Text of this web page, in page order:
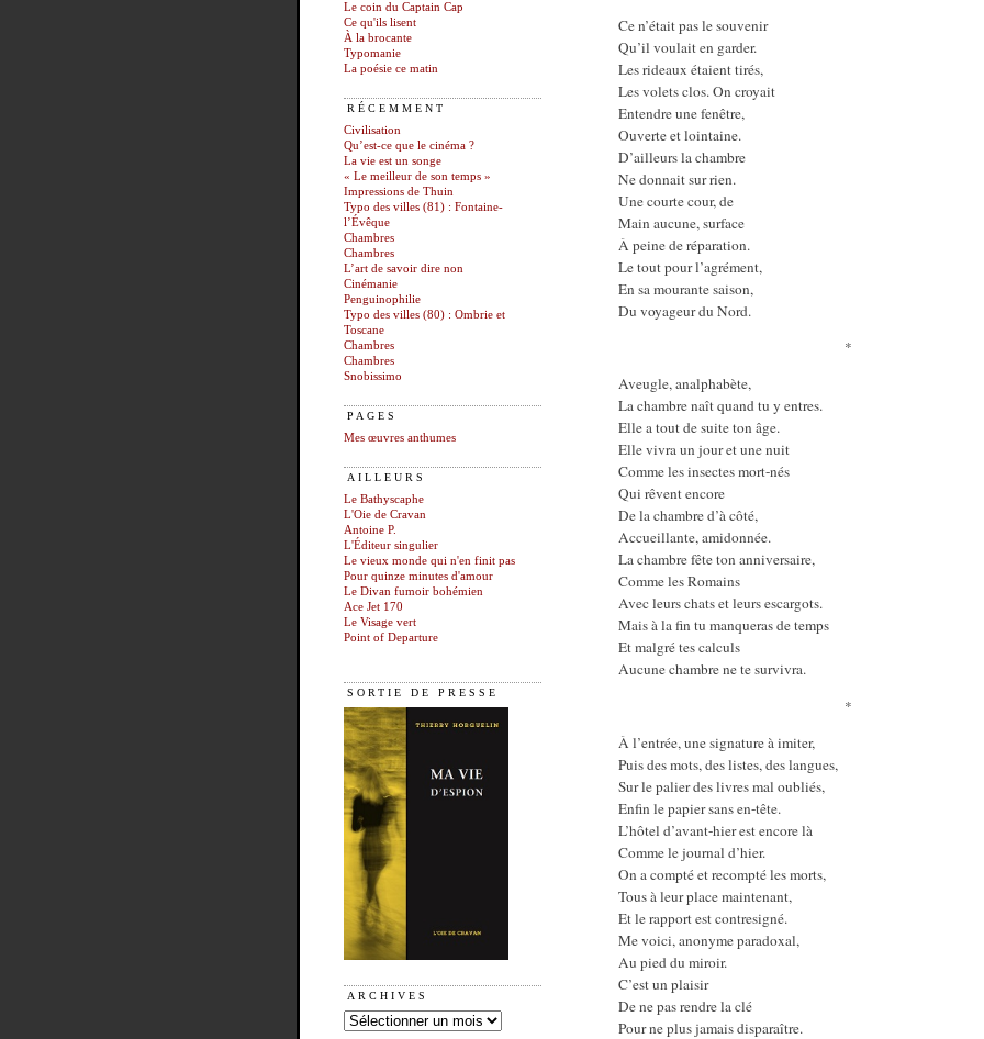
Le coin du Captain Cap
Ce qu'ils lisent
À la brocante
Typomanie
La poésie ce matin
RÉCEMMENT
Civilisation
Qu’est-ce que le cinéma ?
La vie est un songe
« Le meilleur de son temps »
Impressions de Thuin
Typo des villes (81) : Fontaine-
l’Évêque
Chambres
Chambres
L’art de savoir dire non
Cinémanie
Penguinophilie
Typo des villes (80) : Ombrie et
Toscane
Chambres
Chambres
Snobissimo
PAGES
Mes œuvres anthumes
AILLEURS
Le Bathyscaphe
L'Oie de Cravan
Antoine P.
L'Éditeur singulier
Le vieux monde qui n'en finit pas
Pour quinze minutes d'amour
Le Divan fumoir bohémien
Ace Jet 170
Le Visage vert
Point of Departure
SORTIE DE PRESSE
ARCHIVES
Ce n’était pas le souvenir
Qu’il voulait en garder.
Les rideaux étaient tirés,
Les volets clos. On croyait
Entendre une fenêtre,
Ouverte et lointaine.
D’ailleurs la chambre
Ne donnait sur rien.
Une courte cour, de
Main aucune, surface
À peine de réparation.
Le tout pour l’agrément,
En sa mourante saison,
Du voyageur du Nord.
*
Aveugle, analphabète,
La chambre naît quand tu y entres.
Elle a tout de suite ton âge.
Elle vivra un jour et une nuit
Comme les insectes mort-nés
Qui rêvent encore
De la chambre d’à côté,
Accueillante, amidonnée.
La chambre fête ton anniversaire,
Comme les Romains
Avec leurs chats et leurs escargots.
Mais à la fin tu manqueras de temps
Et malgré tes calculs
Aucune chambre ne te survivra.
*
À l’entrée, une signature à imiter,
Puis des mots, des listes, des langues,
Sur le palier des livres mal oubliés,
Enfin le papier sans en-tête.
L’hôtel d’avant-hier est encore là
Comme le journal d’hier.
On a compté et recompté les morts,
Tous à leur place maintenant,
Et le rapport est contresigné.
Me voici, anonyme paradoxal,
Au pied du miroir.
C’est un plaisir
De ne pas rendre la clé
Pour ne plus jamais disparaître.